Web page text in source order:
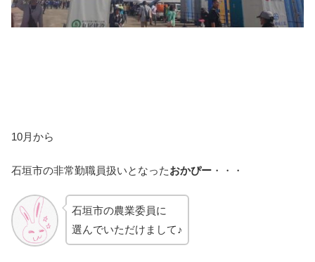
10月から
石垣市の非常勤職員扱いとなったおかぴー ・・・
石垣市の農業委員に
選んでいただけまして♪